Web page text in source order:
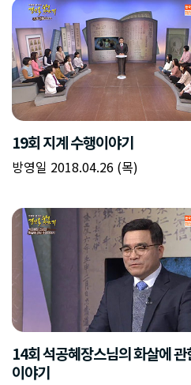
19회 지계 수행이야기
방영일 2018.04.26 (목)
14회 석공혜장스님의 화살에 관
이야기